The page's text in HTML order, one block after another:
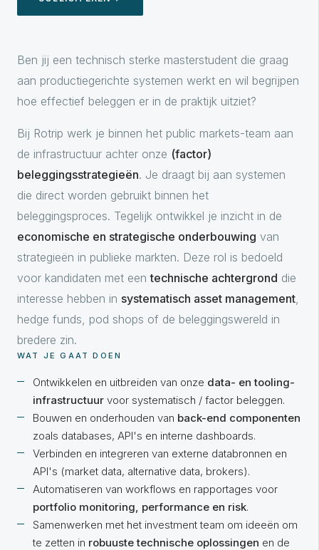
Ben jij een technisch sterke masterstudent die graag
aan productiegerichte systemen werkt en wil begrijpen
hoe effectief beleggen er in de praktijk uitziet?
Bij Rotrip werk je binnen het public markets-team aan
de infrastructuur achter onze (factor)
beleggingsstrategieën. Je draagt bij aan systemen
die direct worden gebruikt binnen het
beleggingsproces. Tegelijk ontwikkel je inzicht in de
economische en strategische onderbouwing van
strategieën in publieke markten. Deze rol is bedoeld
voor kandidaten met eentechnische achtergrond die
interesse hebben in systematisch asset management,
hedge funds, pod shops of de beleggingswereld in
bredere zin.
WAT JE GAAT DOEN
Ontwikkelen en uitbreiden van onze data- en tooling-
infrastructuur voor systematisch / factor beleggen.
Bouwen en onderhouden van back-end componenten
zoals databases, API's en interne dashboards.
Verbinden en integreren van externe databronnen en
API's (market data, alternative data, brokers).
Automatiseren van workflows en rapportages voor
portfolio monitoring, performance en risk.
Samenwerken met het investment team om ideeën om
te zetten in robuuste technische oplossingen en de